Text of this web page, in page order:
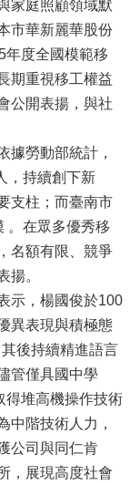
家庭照顧領域默
市華新麗華股份
年度全國模範移
期重視移工權益
公開表揚，與社
勞動部統計，
，持續創下新
支柱；而臺南市
。在眾多優秀移
名額有限、競爭
揚。
，楊國俊於100
異表現與積極態
後持續精進語言
管僅具國中學
得堆高機操作技術
中階技術人力，
公司與同仁肯
，展現高度社會